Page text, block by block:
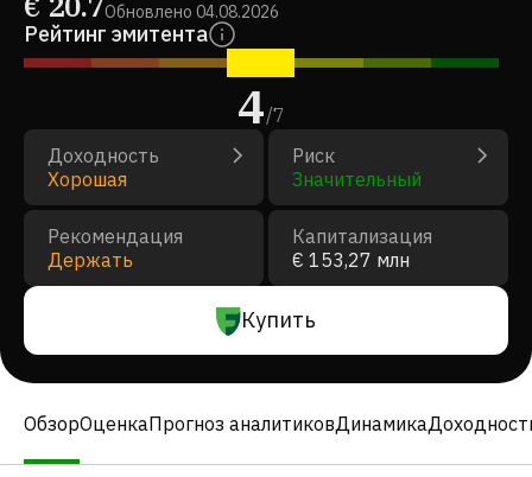
Обновлено 04.08.2026
Рейтинг эмитента
4/7
Доходность
Хорошая
Риск
Значительный
Рекомендация
Держать
Капитализация
€ 153,27 млн
Купить
ОбзорОценкаПрогноз аналитиковДинамика